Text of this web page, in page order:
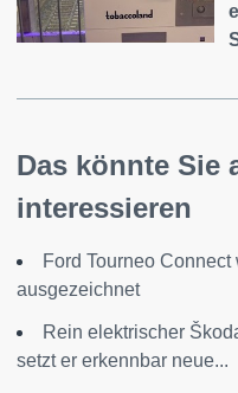
Das könnte Sie
interessieren
Ford Tourneo
ausgezeichnet
Rein elektrischer
setzt er erkennbar neue...